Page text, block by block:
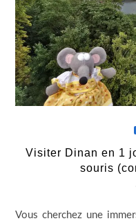
Visiter Dinan en 1
souris
Vous cherchez une